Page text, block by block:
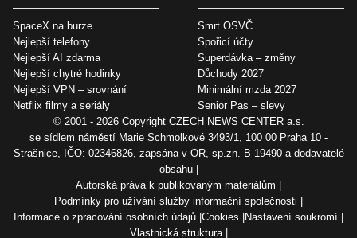
SpaceX na burze
Nejlepší telefony
Nejlepší AI zdarma
Nejlepší chytré hodinky
Nejlepší VPN – srovnání
Netflix filmy a seriály
Smrt OSVČ
Spořicí účty
Superdávka – změny
Důchody 2027
Minimální mzda 2027
Senior Pas – slevy
© 2001 - 2026 Copyright CZECH NEWS CENTER a.s.
se sídlem náměstí Marie Schmolkové 3493/1, 100 00 Praha 10 -
Strašnice, IČO: 02346826, zapsána v OR, sp.zn. B 19490 a dodavatelé
obsahu
Autorská práva k publikovaným materiálům
Podmínky pro užívání služby informační společnosti
Informace o zpracování osobních údajů Cookies Nastavení soukromí
Vlastnická struktura